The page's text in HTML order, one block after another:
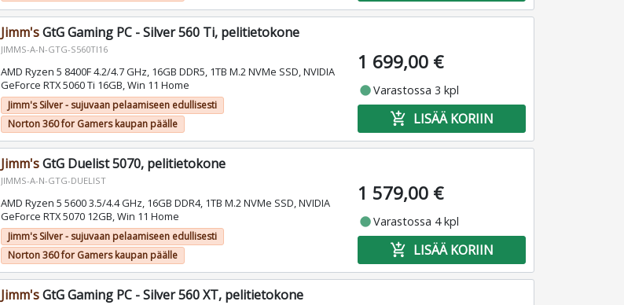
Jimm'sGtG Gaming PC - Silver 560 Ti, pelitietokone
JIMMS-A-N-GTG-S560TI16
AMD Ryzen 5 8400F 4.2/4.7 GHz, 16GB DDR5, 1TB M.2 NVMe SSD, NVIDIA
GeForce RTX 5060 Ti 16GB, Win 11 Home
Jimm's Silver - sujuvaan pelaamiseen edullisesti
Norton 360 for Gamers kaupan päälle
1 699,00 €
fiber_manual_recordVarastossa 3 kpl
add_shopping_cart LISÄÄ KORIIN
Jimm'sGtG Duelist 5070, pelitietokone
JIMMS-A-N-GTG-DUELIST
AMD Ryzen 5 5600 3.5/4.4 GHz, 16GB DDR4, 1TB M.2 NVMe SSD, NVIDIA
GeForce RTX 5070 12GB, Win 11 Home
Jimm's Silver - sujuvaan pelaamiseen edullisesti
Norton 360 for Gamers kaupan päälle
1 579,00 €
fiber_manual_recordVarastossa 4 kpl
add_shopping_cart LISÄÄ KORIIN
Jimm'sGtG Gaming PC - Silver 560 XT, pelitietokone